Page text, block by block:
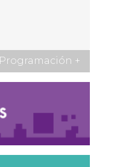
Programación +